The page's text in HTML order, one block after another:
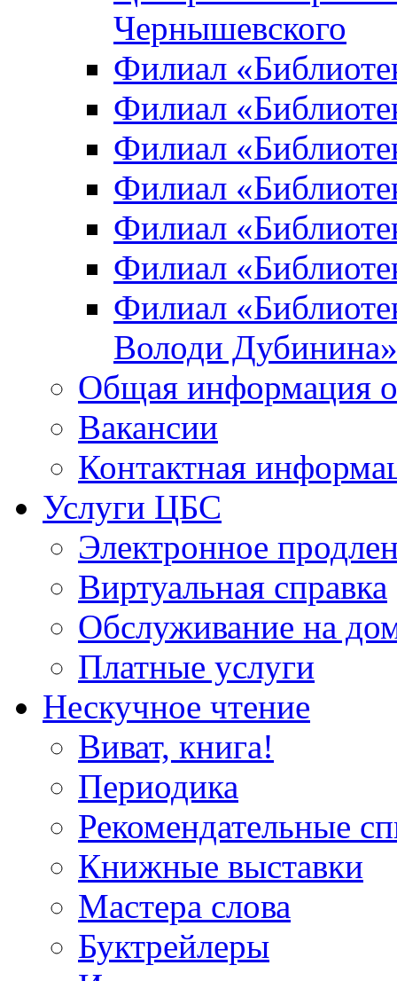
Чернышевского
Филиал
Филиал
Филиал
Филиал
Филиал
Филиал
Филиал
Володи Дубинина»
Общая информация
Вакансии
Контактная
Услуги ЦБС
Электронное
Виртуальная справка
Обслуживание на
Платные услуги
Нескучное чтение
Виват, книга!
Периодика
Рекомендательные
Книжные выставки
Мастера слова
Буктрейлеры